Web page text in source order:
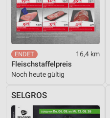
16,4 km
Fleischstaffelpreis
Noch heute gültig
SELGROS